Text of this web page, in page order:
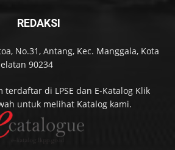
REDAKSI
No.31, Antang, Kec. Manggala, Kota
90234
terdaftar di LPSE dan E-Katalog Klik
untuk melihat Katalog kami.